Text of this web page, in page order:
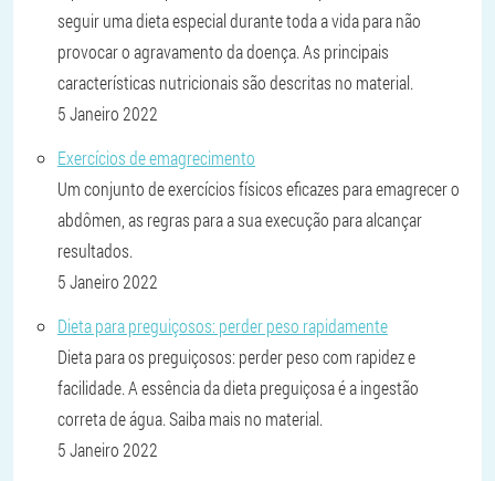
seguir uma dieta especial durante toda a vida para não
provocar o agravamento da doença. As principais
características nutricionais são descritas no material.
5 Janeiro 2022
Exercícios de emagrecimento
Um conjunto de exercícios físicos eficazes para emagrecer o
abdômen, as regras para a sua execução para alcançar
resultados.
5 Janeiro 2022
Dieta para preguiçosos: perder peso rapidamente
Dieta para os preguiçosos: perder peso com rapidez e
facilidade. A essência da dieta preguiçosa é a ingestão
correta de água. Saiba mais no material.
5 Janeiro 2022